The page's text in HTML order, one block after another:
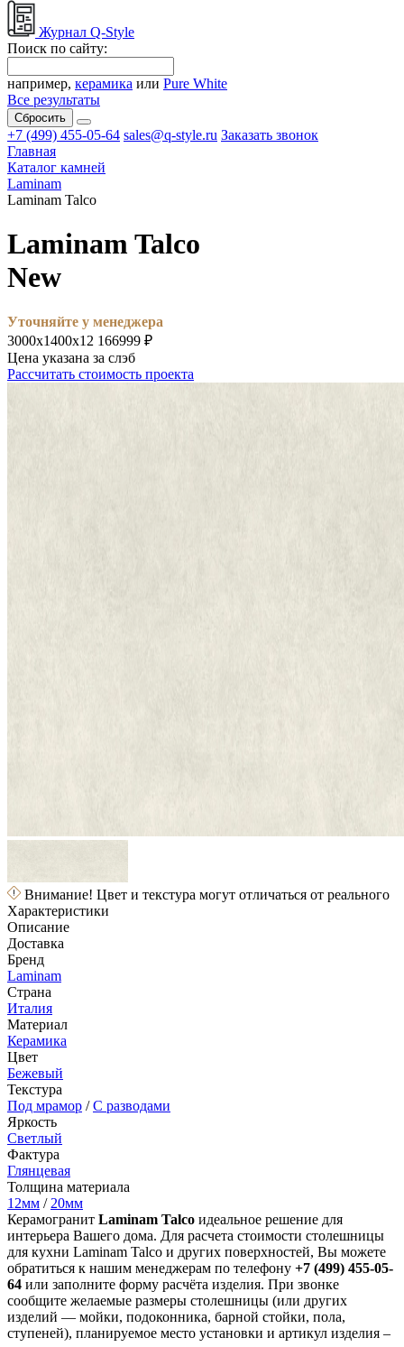
Журнал Q-Style
Поиск по сайту:
например, керамика или Pure White
Все результаты
Сбросить
+7 (499) 455-05-64 sales@q-style.ru Заказать звонок
Главная
Каталог камней
Laminam
Laminam Talco
Laminam Talco
New
Уточняйте у менеджера
3000х1400х12 166999 ₽
Цена указана за слэб
Рассчитать стоимость проекта
Внимание! Цвет и текстура могут отличаться от реального
Характеристики
Описание
Доставка
Бренд
Laminam
Страна
Италия
Материал
Керамика
Цвет
Бежевый
Текстура
Под мрамор /С разводами
Яркость
Светлый
Фактура
Глянцевая
Толщина материала
12мм / 20мм
Керамогранит Laminam Talco идеальное решение для
интерьера Вашего дома. Для расчета стоимости столешницы
для кухни Laminam Talco и других поверхностей, Вы можете
обратиться к нашим менеджерам по телефону +7 (499) 455-05-
64 или заполните форму расчёта изделия. При звонке
сообщите желаемые размеры столешницы (или других
изделий — мойки, подоконника, барной стойки, пола,
ступеней), планируемое место установки и артикул изделия –